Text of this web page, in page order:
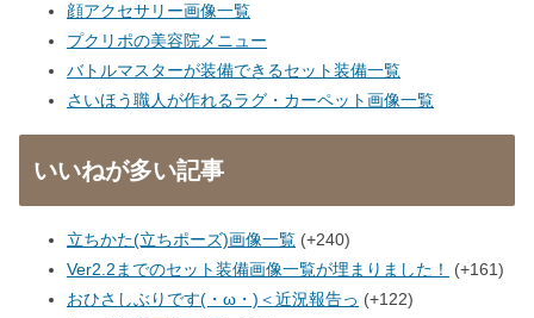
顔アクセサリー画像一覧
プクリポの美容院メニュー
バトルマスターが装備できるセット装備一覧
さいほう職人が作れるラグ・カーペット画像一覧
いいねが多い記事
立ちかた(立ちポーズ)画像一覧 +240
Ver2.2までのセット装備画像一覧が埋まりました！
+161
おひさしぶりです(・ω・)＜近況報告っ
+122